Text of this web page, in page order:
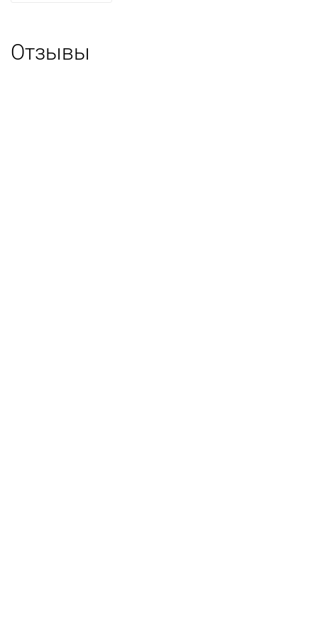
Отзывы